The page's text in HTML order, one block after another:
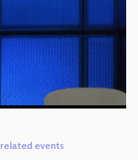
deu 576p (mp4)
deu 576p (webm)
related events